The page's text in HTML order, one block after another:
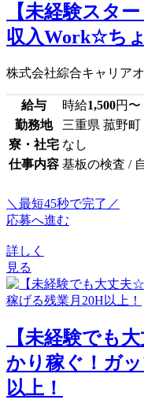
【未経験スタ
収入Work☆ち
株式会社綜合キャリア
給与 時給1,500円〜
勤務地
三重県 菰野町
寮・社宅 なし
仕事内容 基板の検査 /
＼最短45秒で完了／
応募へ進む
詳しく
見る
【未経験でも
かり稼ぐ！ガ
以上！